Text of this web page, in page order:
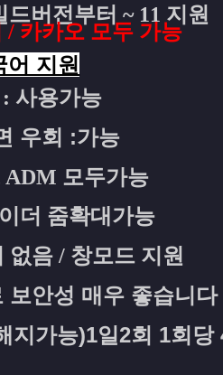
버전부터 ~ 11 지원
/ 카카오 모두 가능
어 지원
사용가능
우회 :가능
ADM 모두가능
더 줌확대가능
음 / 창모드 지원
보안성 매우 좋습니다
가능)1일2회 1회당